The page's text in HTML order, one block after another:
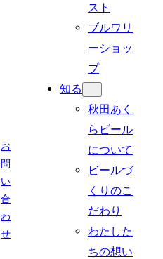
お
問
い
合
わ
せ
スト
ブルワリ
ーショッ
プ
知る
秋田あく
らビール
について
ビールづ
くりのこ
だわり
わたした
ちの想い